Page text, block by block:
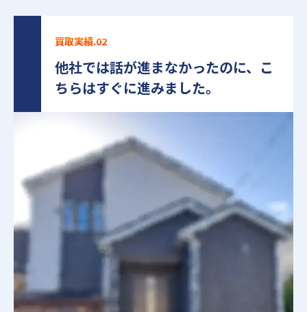
買取実績.02
他社では話が進まなかったのに、こ
ちらはすぐに進みました。